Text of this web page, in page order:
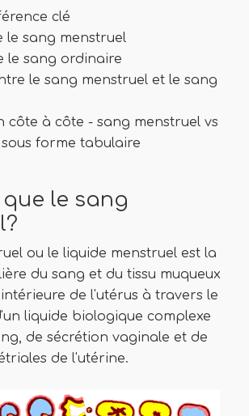
clé
le sang menstruel
le sang ordinaire
le sang menstruel et le sang
côte à côte - sang menstruel vs
forme tabulaire
le sang
ou le liquide menstruel est la
du sang et du tissu muqueux
de l'utérus à travers le
liquide biologique complexe
de sécrétion vaginale et de
de l'utérine.